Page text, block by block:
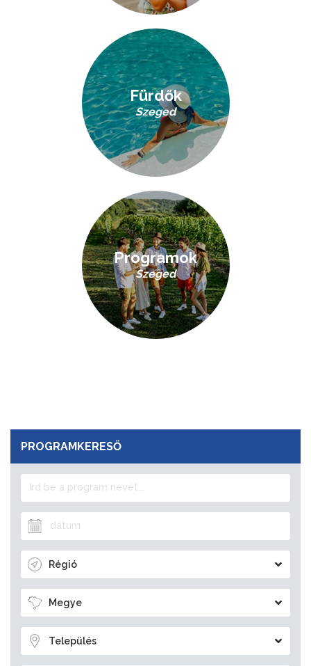
Fürdők
Szeged
Programok
Szeged
PROGRAMKERESŐ
Régió
Megye
Település